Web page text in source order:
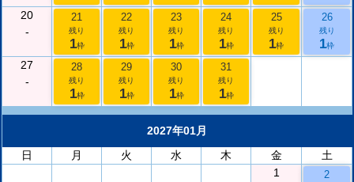
20
-
21
残り
1枠
22
残り
1枠
23
残り
1枠
24
残り
1枠
25
残り
1枠
26
残り
1枠
27
-
28
残り
1枠
29
残り
1枠
30
残り
1枠
31
残り
1枠
2027年01月
日
月 火 水 木 金
土
1
2